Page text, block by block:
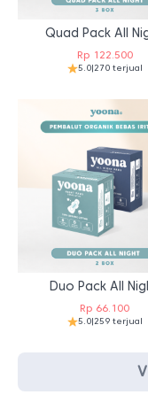
Quad Pack All
Rp122.500
5.0|270 terjual
Duo Pack All
Rp 66.100
5.0|259 terjual